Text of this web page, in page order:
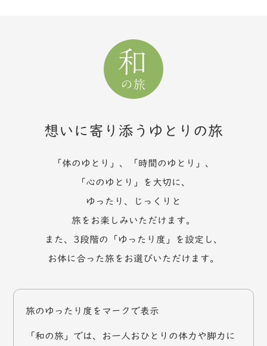
想いに寄り添うゆとりの旅
「体のゆとり」、「時間のゆとり」、
「心のゆとり」を大切に、
ゆったり、じっくりと
旅をお楽しみいただけます。
また、3段階の「ゆったり度」を設定し、
お体に合った旅をお選びいただけます。
旅のゆったり度をマークで表示
「和の旅」では、お一人おひとりの体力や脚力に